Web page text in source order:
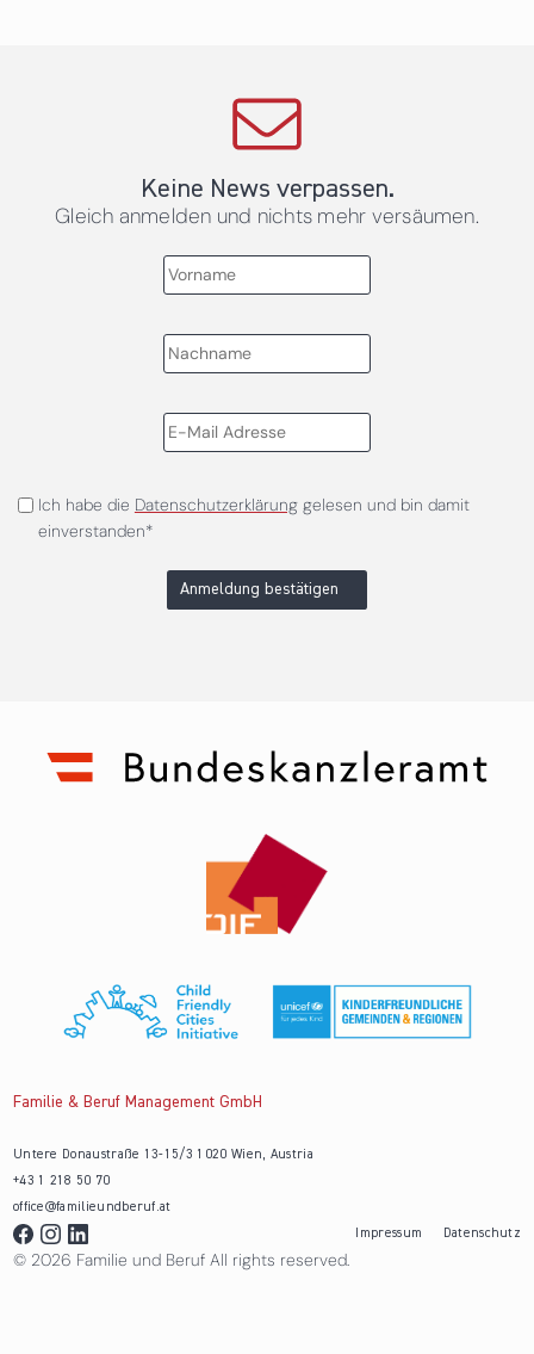
Keine News verpassen.
Gleich anmelden und nichts mehr versäumen.
Ich habe die Datenschutzerklärunggelesen und bin damit
einverstanden*
Anmeldung bestätigen
Familie & Beruf Management GmbH
Untere Donaustraße 13-15/3 1020 Wien, Austria
+43 1 218 50 70
office@familieundberuf.at
Impressum
Datenschutz
© 2026 Familie und Beruf All rights reserved.